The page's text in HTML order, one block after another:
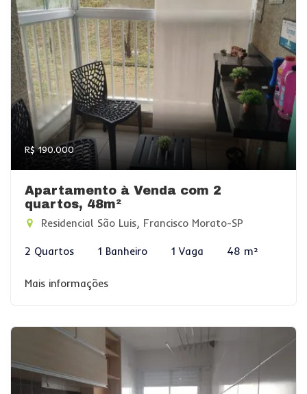
R$ 190.000
Apartamento à Venda com 2
quartos, 48m²
Residencial São Luis, Francisco Morato-SP
2 Quartos 1 Banheiro 1 Vaga 48 m²
Mais informações